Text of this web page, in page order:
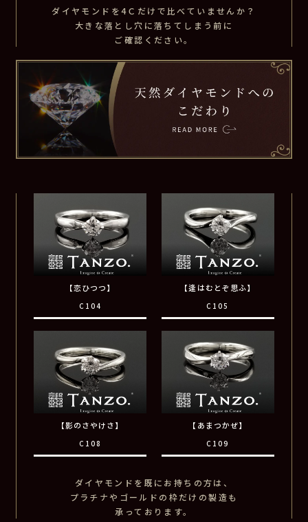
ダイヤモンドを4Ｃだけで比べていませんか？
大きな落とし穴に落ちてしまう前に
ご確認ください。
【恋ひつつ】
C104
【逢はむとぞ思ふ】
C105
【影のさやけさ】
C108
【あまつかぜ】
C109
ダイヤモンドを既にお持ちの方は、
プラチナやゴールドの枠だけの製造も
承っております。